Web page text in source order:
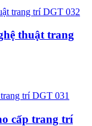
thuật trang
cấp trang trí